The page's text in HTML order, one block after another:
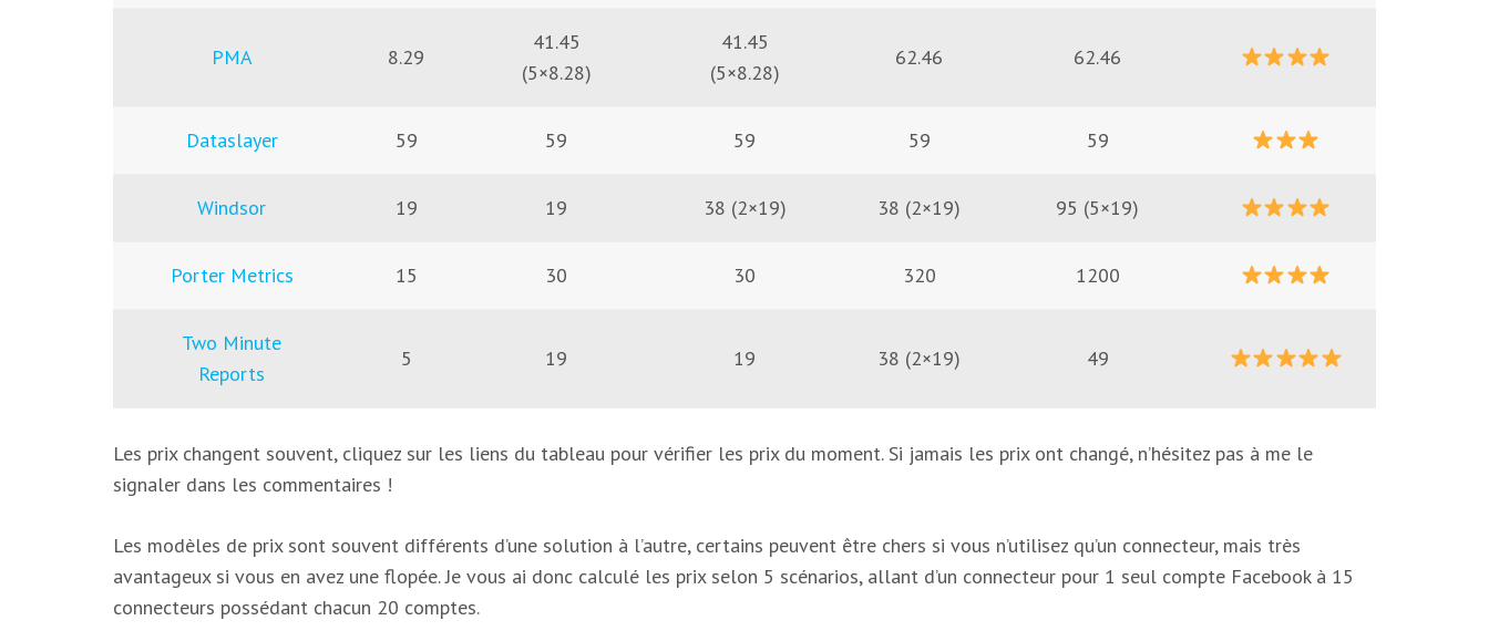
PMA 8.29
41.45
(5×8.28)
41.45
(5×8.28)
62.46 62.46
Dataslayer 59 59 59 59 59
Windsor 19 19 38 (2×19) 38 (2×19) 95 (5×19)
Porter Metrics 15 30 30 320 1200
Two Minute
Reports
5 19 19 38 (2×19) 49
Les prix changent souvent, cliquez sur les liens du tableau pour vérifier les prix du moment. Si jamais les prix ont changé, n’hésitez pas à me le
signaler dans les commentaires !
Les modèles de prix sont souvent différents d’une solution à l’autre, certains peuvent être chers si vous n’utilisez qu’un connecteur, mais très
avantageux si vous en avez une flopée. Je vous ai donc calculé les prix selon 5 scénarios, allant d’un connecteur pour 1 seul compte Facebook à 15
connecteurs possédant chacun 20 comptes.